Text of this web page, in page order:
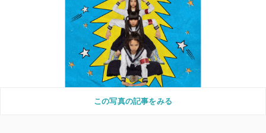
この写真の記事をみる